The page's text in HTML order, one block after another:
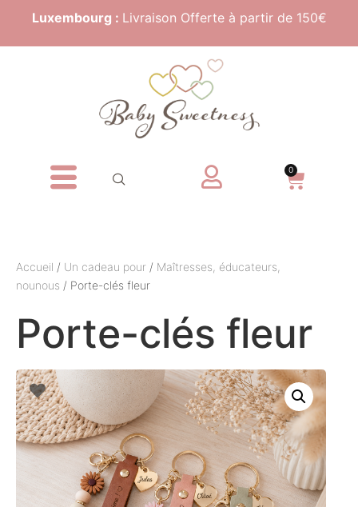
Luxembourg : Livraison Offerte à partir de 150€
0
Accueil / Un cadeau pour / Maîtresses, éducateurs,
nounous / Porte-clés fleur
Porte-clés fleur